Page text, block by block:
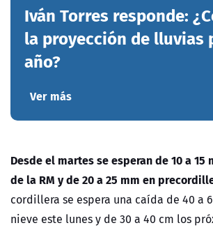
Iván Torres responde:
la proyección de lluvias
año?
Ver más
Desde el martes se esperan de 10 a 15
de la RM y de 20 a 25 mm en
cordillera se espera una caída de 40 a
nieve este lunes y de 30 a 40 cm los